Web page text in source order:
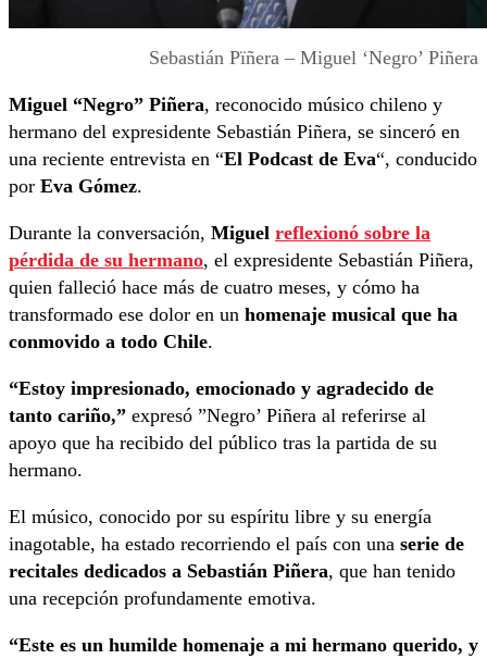
Sebastián Pïñera – Miguel ‘Negro’ Piñera
Miguel “Negro” Piñera, reconocido músico chileno y
hermano del expresidente Sebastián Piñera, se sinceró en
una reciente entrevista en “El Podcast de Eva“, conducido
por Eva Gómez.
Durante la conversación, Miguel reflexionó sobre la
pérdida de su hermano, el expresidente Sebastián Piñera,
quien falleció hace más de cuatro meses, y cómo ha
transformado ese dolor en un homenaje musical que ha
conmovido a todo Chile.
“Estoy impresionado, emocionado y agradecido de
tanto cariño,” expresó ”Negro’ Piñera al referirse al
apoyo que ha recibido del público tras la partida de su
hermano.
El músico, conocido por su espíritu libre y su energía
inagotable, ha estado recorriendo el país con una serie de
recitales dedicados a Sebastián Piñera, que han tenido
una recepción profundamente emotiva.
“Este es un humilde homenaje a mi hermano querido, y